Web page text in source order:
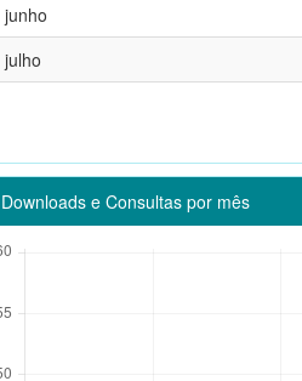
junho
julho
Downloads e Consultas por mês